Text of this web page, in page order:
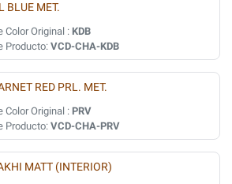
BLUE MET.
Color Original : KDB
Producto: VCD-CHA-KDB
RED PRL. MET.
Color Original : PRV
Producto: VCD-CHA-PRV
MATT (INTERIOR)